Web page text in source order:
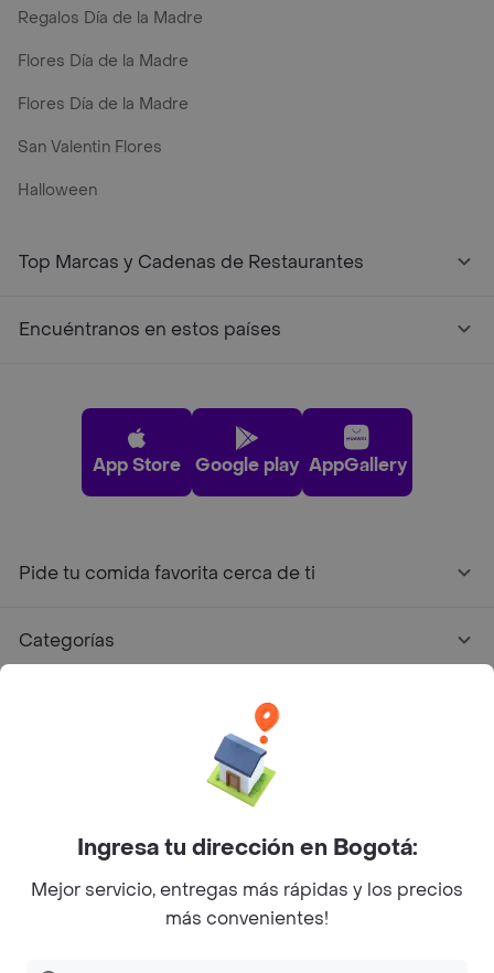
Regalos Día de la Madre
Flores Día de la Madre
Flores Día de la Madre
San Valentin Flores
Halloween
Top Marcas y Cadenas de Restaurantes
Encuéntranos en estos países
App Store Google play AppGallery
Pide tu comida favorita cerca de ti
Categorías
Facebook
Twitter
Instagram
©2026Rappi Inc. All rights reserved.
Ingresa tu dirección en Bogotá:
Mejor servicio, entregas más rápidas y los precios
más convenientes!